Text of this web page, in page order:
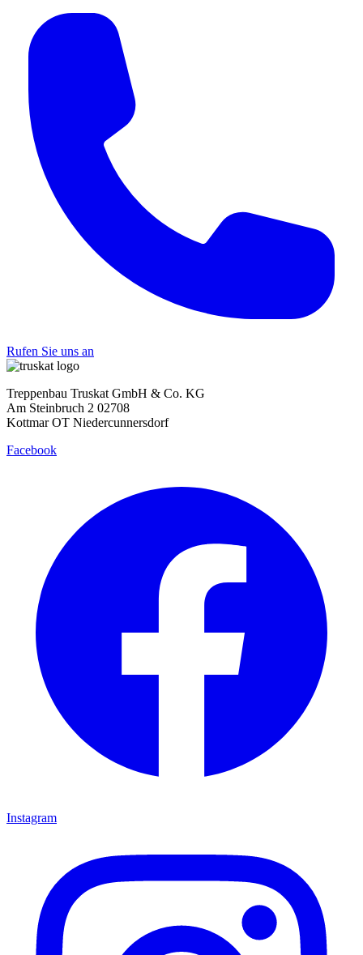
Rufen Sie uns an
Treppenbau Truskat GmbH & Co. KG
Am Steinbruch 2 02708
Kottmar OT Niedercunnersdorf
Facebook
Instagram